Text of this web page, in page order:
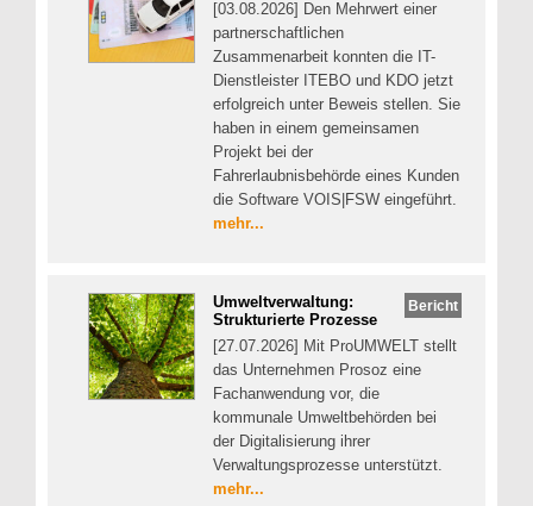
[03.08.2026] Den Mehrwert einer
partnerschaftlichen
Zusammenarbeit konnten die IT-
Dienstleister ITEBO und KDO jetzt
erfolgreich unter Beweis stellen. Sie
haben in einem gemeinsamen
Projekt bei der
Fahrerlaubnisbehörde eines Kunden
die Software VOIS|FSW eingeführt.
mehr...
Bericht
Umweltverwaltung:
Strukturierte Prozesse
[27.07.2026] Mit ProUMWELT stellt
das Unternehmen Prosoz eine
Fachanwendung vor, die
kommunale Umweltbehörden bei
der Digitalisierung ihrer
Verwaltungsprozesse unterstützt.
mehr...